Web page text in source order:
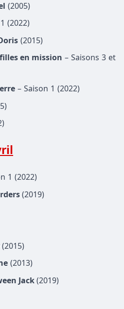
(2005)
(2022)
(2015)
en mission – Saisons 3 et
– Saison 1 (2022)
1 (2022)
(2019)
(2015)
(2013)
Jack (2019)